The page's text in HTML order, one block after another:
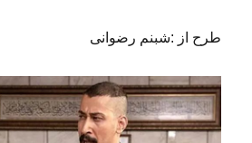
طرح از :شبنم رضوانی